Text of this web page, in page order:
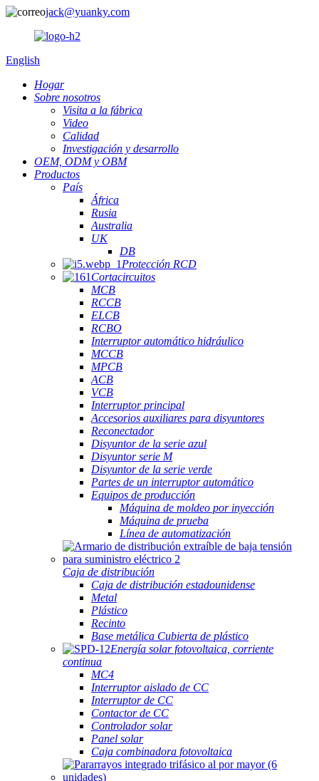
jack@yuanky.com
English
Hogar
Sobre nosotros
Visita a la fábrica
Video
Calidad
Investigación y desarrollo
OEM, ODM y OBM
Productos
País
África
Rusia
Australia
UK
DB
Protección RCD
Cortacircuitos
MCB
RCCB
ELCB
RCBO
Interruptor automático hidráulico
MCCB
MPCB
ACB
VCB
Interruptor principal
Accesorios auxiliares para disyuntores
Reconectador
Disyuntor de la serie azul
Disyuntor serie M
Disyuntor de la serie verde
Partes de un interruptor automático
Equipos de producción
Máquina de moldeo por inyección
Máquina de prueba
Línea de automatización
Caja de distribución
Caja de distribución estadounidense
Metal
Plástico
Recinto
Base metálica Cubierta de plástico
Energía solar fotovoltaica, corriente
continua
MC4
Interruptor aislado de CC
Interruptor de CC
Contactor de CC
Controlador solar
Panel solar
Caja combinadora fotovoltaica